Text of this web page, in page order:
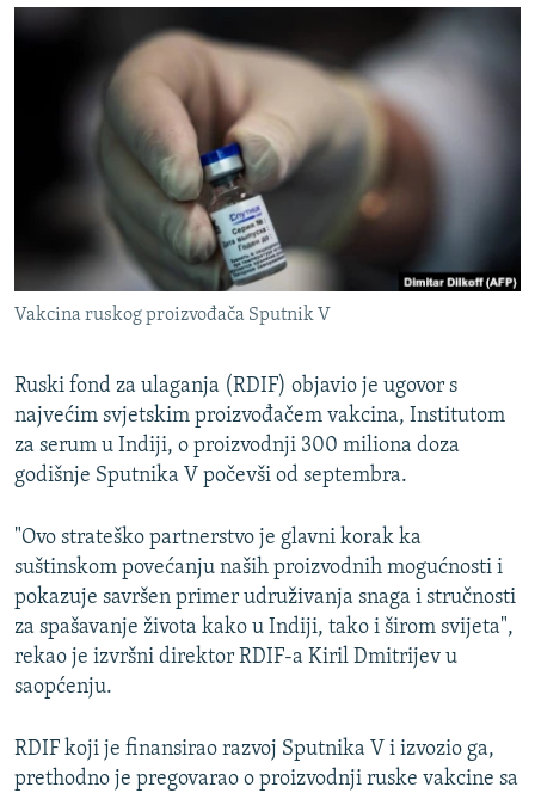
INFOGRAFIKE
RAT U UKRAJINI
KINA NA BALKANU
RSE PRIČE IZ SVIJETA
ISPRIČAJ MI
SPECIJALI RSE
VIŠE OD NASLOVA
GENOCID U SREBRENICI
POPLAVE I KLIZIŠTA U BIH 2024.
TV LIBERTY
POST SCRIPTUM
TRI DECENIJE OD RATA U BIH
SVE KARTE DEJTONA
NASTANAK I RASPAD JUGOSLAVIJE
PRATITE NAS
Sve RFE/RL stranice
Vakcina ruskog proizvođača Sputnik V
Ruski fond za ulaganja (RDIF) objavio je ugovor s
najvećim svjetskim proizvođačem vakcina, Institutom
za serum u Indiji, o proizvodnji 300 miliona doza
godišnje Sputnika V počevši od septembra.
"Ovo strateško partnerstvo je glavni korak ka
suštinskom povećanju naših proizvodnih mogućnosti i
pokazuje savršen primer udruživanja snaga i stručnosti
za spašavanje života kako u Indiji, tako i širom svijeta",
rekao je izvršni direktor RDIF-a Kiril Dmitrijev u
saopćenju.
RDIF koji je finansirao razvoj Sputnika V i izvozio ga,
prethodno je pregovarao o proizvodnji ruske vakcine sa